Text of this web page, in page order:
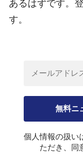
あるはずです。
す。
個人情報の扱い
ただき、同